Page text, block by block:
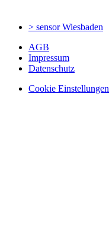
> sensorWiesbaden
AGB
Impressum
Datenschutz
Cookie Einstellungen